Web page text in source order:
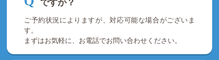
ですか？
ご予約状況によりますが、対応可能な場合がございま
す。
まずはお気軽に、お電話でお問い合わせください。